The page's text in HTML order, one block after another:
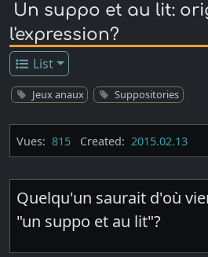
Un suppo et au lit:
l'expression?
List
Jeux anaux Suppositories
Vues: 815 Created: 2015.02.13
Quelqu'un saurait d'où
"un suppo et au lit"?